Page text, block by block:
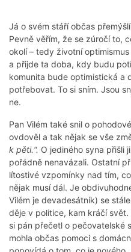
Já o svém stáří občas
Pevně věřím, že se zúročí to,
okolí – tedy životní
a přijde ta doba, kdy budu
komunita bude optimistická a
potřebovat. To si sním. Jsou
ne.
Pan Vilém také snil o
ovdověl a tak nějak se vše
k pěti.“. O jediného syna přišli
pořádně nenavázali. Ostatní
lítostivé vzpomínky nad tím,
nějak musí dál. Je
Vilém je devadesátník) se
děje v politice, kam kráčí
si pán přečetl o pečovatelské
mohla občas pomoci s